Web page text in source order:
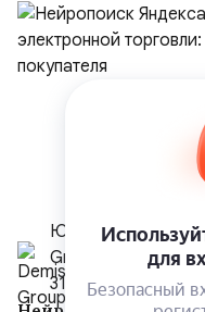
Юлия Фёдорова,
Group
31 июля